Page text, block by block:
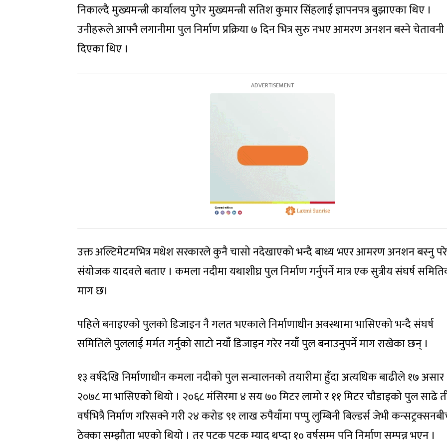
निकाल्दै मुख्यमन्त्री कार्यालय पुगेर मुख्यमन्त्री सतिश कुमार सिंहलाई ज्ञापनपत्र बुझाएका थिए ।
उनीहरूले आफ्नै लगानीमा पुल निर्माण प्रक्रिया ७ दिन भित्र सुरु नभए आमरण अनशन बस्ने चेतावनी
दिएका थिए ।
उक्त अल्टिमेटमभित्र मधेश सरकारले कुनै चासो नदेखाएको भन्दै बाध्य भएर आमरण अनशन बस्‍नु
संयोजक यादवले बताए । कमला नदीमा यथाशीघ्र पुल निर्माण गर्नुपर्ने मात्र एक सुत्रीय संघर्ष
माग छ।
पहिले बनाइएको पुलको डिजाइन नै गलत भएकाले निर्माणाधीन अवस्थामा भासिएको भन्दै संघर्ष
समितिले पुललाई मर्मत गर्नुको साटो नयाँ डिजाइन गरेर नयाँ पुल बनाउनुपर्ने माग राखेका छन् ।
१३ वर्षदेखि निर्माणाधीन कमला नदीको पुल सन्चालनको तयारीमा हुँदा अत्यधिक बाढीले १७ असार
२०७८ मा भासिएको थियो । २०६८ मंसिरमा ४ सय ७० मिटर लामो र ११ मिटर चौडाइको पुल साढे
वर्षभित्रै निर्माण गरिसक्ने गरी २४ करोड ९१ लाख रुपैयाँमा पप्पु लुम्बिनी बिल्डर्स जेभी
ठेक्का सम्झौता भएको थियो । तर पटक पटक म्याद थप्दा १० वर्षसम्म पनि निर्माण सम्पन्न भएन ।